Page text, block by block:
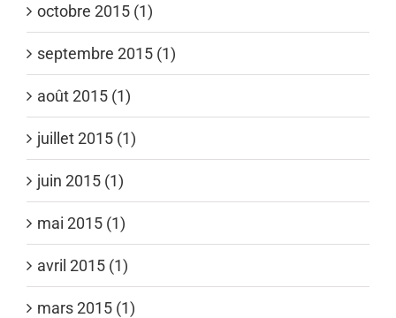
octobre 2015 (1)
septembre 2015 (1)
août 2015 (1)
juillet 2015 (1)
juin 2015 (1)
mai 2015 (1)
avril 2015 (1)
mars 2015 (1)